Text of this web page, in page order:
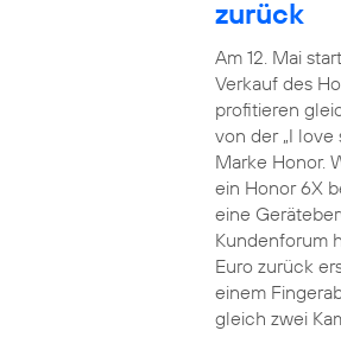
zurück
Am 12. Mai
Verkauf des
profitieren
von der „I love
Marke Honor.
ein Honor 6X
eine
Kundenforum
Euro zurück
einem
gleich zwei